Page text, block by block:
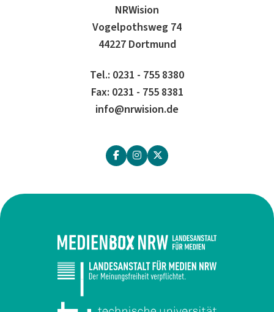
NRWision
Vogelpothsweg 74
44227 Dortmund
Tel.: 0231 - 755 8380
Fax: 0231 - 755 8381
info@nrwision.de